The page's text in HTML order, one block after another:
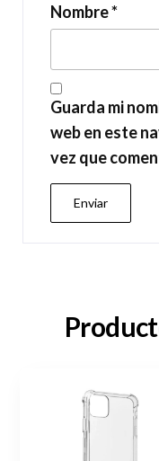
Nombre*
Guarda mi
web en este
vez que